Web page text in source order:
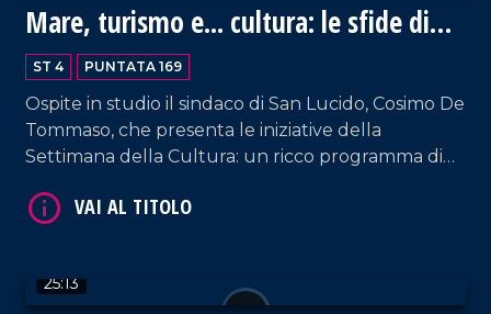
Mare, turismo e... cultura: le sfide di
San Lucido
ST 4 PUNTATA 169
Ospite in studio il sindaco di San Lucido, Cosimo De
Tommaso, che presenta le iniziative della
Settimana della Cultura: un ricco programma di
patrimonio artistico del borgo calabrese.
sulle prospettive future.
25:13
VAI AL TITOLO